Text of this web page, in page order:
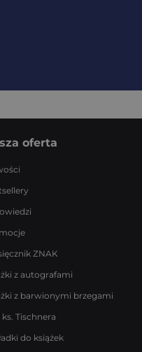
oferta
ZNAK
z autografami
z barwionymi brzegami
ks. Tischnera
do książek